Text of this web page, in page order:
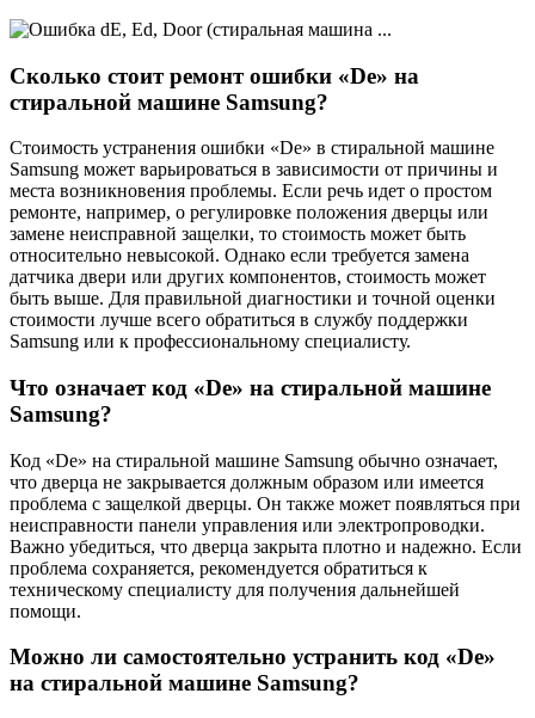
Сколько стоит ремонт ошибки «De» на
стиральной машине Samsung?
Стоимость устранения ошибки «De» в стиральной машине
Samsung может варьироваться в зависимости от причины и
места возникновения проблемы. Если речь идет о простом
ремонте, например, о регулировке положения дверцы или
замене неисправной защелки, то стоимость может быть
относительно невысокой. Однако если требуется замена
датчика двери или других компонентов, стоимость может
быть выше. Для правильной диагностики и точной оценки
стоимости лучше всего обратиться в службу поддержки
Samsung или к профессиональному специалисту.
Что означает код «De» на стиральной машине
Samsung?
Код «De» на стиральной машине Samsung обычно означает,
что дверца не закрывается должным образом или имеется
проблема с защелкой дверцы. Он также может появляться при
неисправности панели управления или электропроводки.
Важно убедиться, что дверца закрыта плотно и надежно. Если
проблема сохраняется, рекомендуется обратиться к
техническому специалисту для получения дальнейшей
помощи.
Можно ли самостоятельно устранить код «De»
на стиральной машине Samsung?